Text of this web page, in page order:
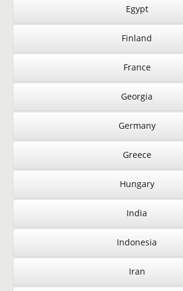
Egypt
Finland
France
Georgia
Germany
Greece
Hungary
India
Indonesia
Iran